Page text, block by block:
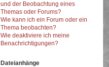
und der Beobachtung eines
Themas oder Forums?
Wie kann ich ein Forum oder ein
Thema beobachten?
Wie deaktiviere ich meine
Benachrichtigungen?
Dateianhänge